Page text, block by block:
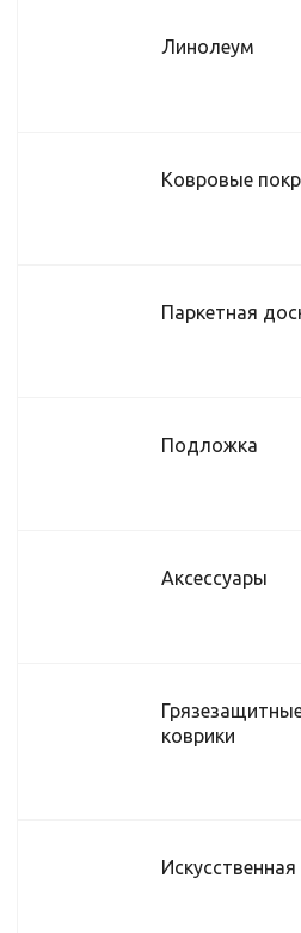
Линолеум
Ковровые
Паркетная
Подложка
Аксессуары
коврики